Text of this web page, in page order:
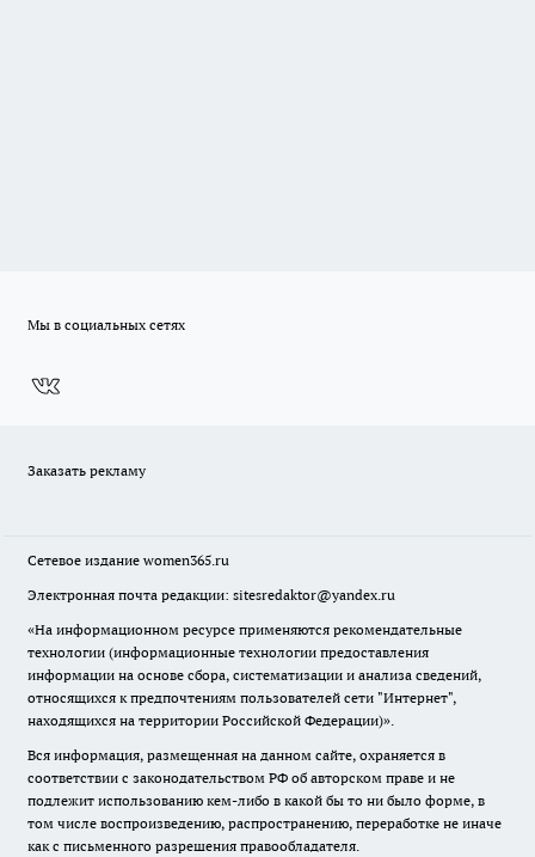
Мы в социальных сетях
Заказать рекламу
Сетевое издание women365.ru
Электронная почта редакции: sitesredaktor@yandex.ru
«На информационном ресурсе применяются рекомендательные
технологии (информационные технологии предоставления
информации на основе сбора, систематизации и анализа сведений,
относящихся к предпочтениям пользователей сети "Интернет",
находящихся на территории Российской Федерации)».
Вся информация, размещенная на данном сайте, охраняется в
соответствии с законодательством РФ об авторском праве и не
подлежит использованию кем-либо в какой бы то ни было форме, в
том числе воспроизведению, распространению, переработке не иначе
как с письменного разрешения правообладателя.